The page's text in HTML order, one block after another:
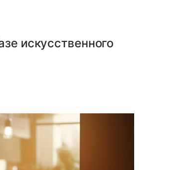
искусственного